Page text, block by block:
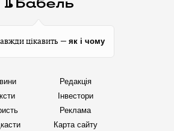
цікавить — як і чому
Редакція
Інвестори
Реклама
Карта сайту